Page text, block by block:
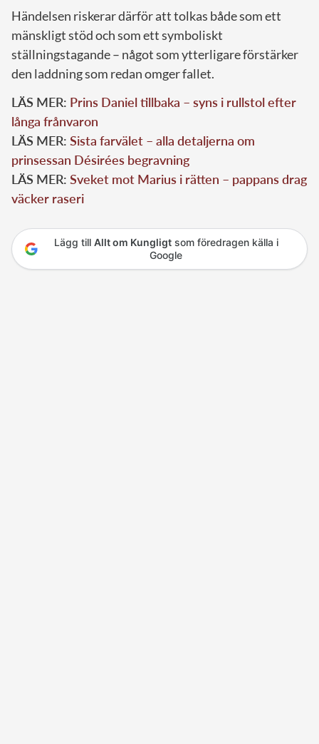
Händelsen riskerar därför att tolkas både som ett
mänskligt stöd och som ett symboliskt
ställningstagande – något som ytterligare förstärker
den laddning som redan omger fallet.
LÄS MER: Prins Daniel tillbaka – syns i rullstol efter
långa frånvaron
LÄS MER: Sista farvälet – alla detaljerna om
prinsessan Désirées begravning
LÄS MER: Sveket mot Marius i rätten – pappans drag
väcker raseri
Lägg till Allt om Kungligtsom föredragen källa i
Google